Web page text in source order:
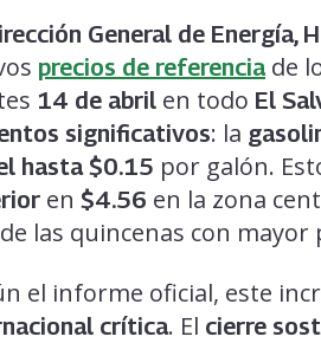
General de Energía,
precios de referenciade
14 de abril en todo El
significativos: la
hasta $0.15 por galón.
en $4.56 en la zona
las quincenas con
el informe oficial, este
crítica. El cierre